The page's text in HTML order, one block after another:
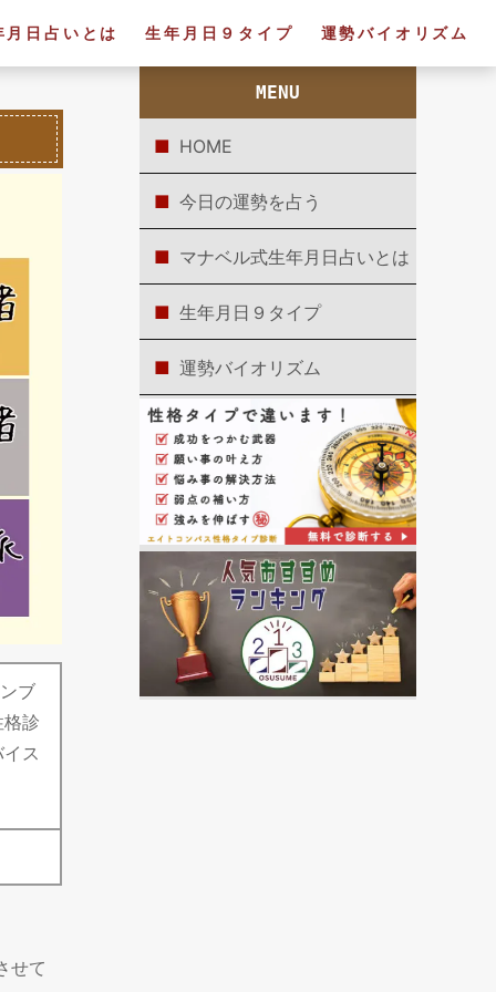
月日占いとは 生年月日９タイプ 運勢バイオリズム
ブ
診
ス
せて
MENU
HOME
今日の運勢を占う
マナベル式生年月日占いとは
生年月日９タイプ
運勢バイオリズム